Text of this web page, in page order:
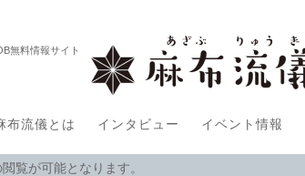
無料情報サイト
布流儀とは インタビュー イベント情報
覧が可能となります。